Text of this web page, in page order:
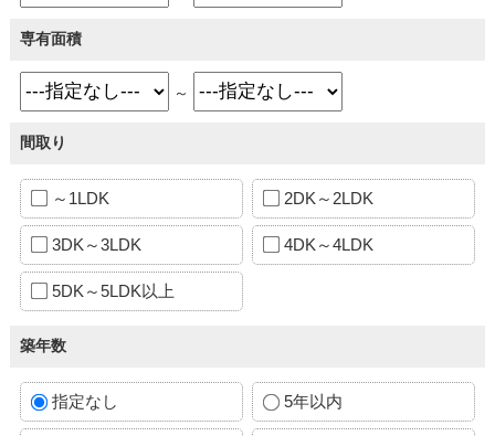
専有面積
～
間取り
～1LDK 2DK～2LDK
3DK～3LDK 4DK～4LDK
5DK～5LDK以上
築年数
指定なし 5年以内